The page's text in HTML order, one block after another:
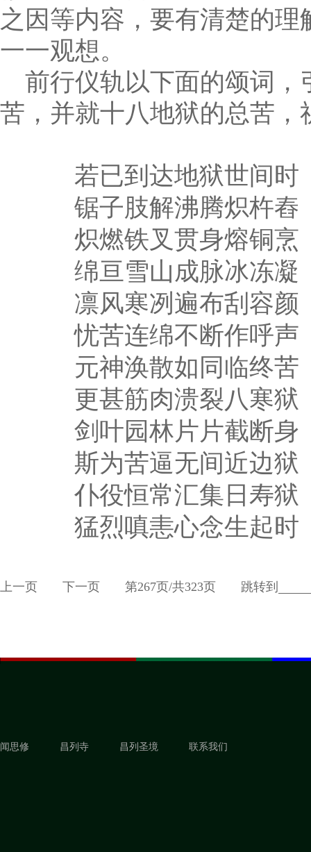
之因等内容，要有清楚的
一一观想。
前行仪轨以下面的颂词
苦，并就十八地狱的总苦，
若已到达地狱世间
锯子肢解沸腾炽杵
炽燃铁叉贯身熔铜
绵亘雪山成脉冰冻
凛风寒冽遍布刮容
忧苦连绵不断作呼
元神涣散如同临终
更甚筋肉溃裂八寒
剑叶园林片片截断
斯为苦逼无间近边
仆役恒常汇集日寿
猛烈嗔恚心念生起
上一页 下一页 第267页/共323页 跳转到
闻思修 昌列寺 昌列圣境 联系我们